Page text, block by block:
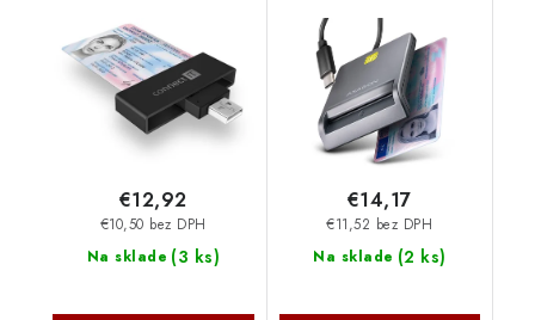
CFF-3000-BK Connect
IT
Na sklade (3 ks)
€10,50 bez DPH
€12,92
kariet ID card (eID
klient), kábel 1.2 m
Axagon
Na sklade (2 ks)
€11,52 bez DPH
€14,17